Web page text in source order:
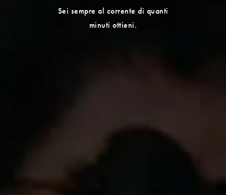
Sei sempre al corrente di quanti
minuti ottieni.